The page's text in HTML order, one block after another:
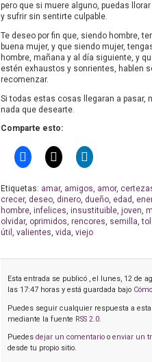
pero que si muere alguno, puedas
y sufrir sin sentirte culpable.
Te deseo por fin que, siendo hombre,
buena mujer, y que siendo mujer,
hombre, mañana y al día siguiente, y
estén exhaustos y sonrientes, hablen
recomenzar.
Si todas estas cosas llegaran a pasar,
nada que desearte.
Comparte esto:
Etiquetas: amar, amigos, amor,
crecer, deseo, dinero, dueño, edad,
hombre, infelices, insustituible, joven,
olvidar, oprimidos, rencores, semilla,
útil , valientes, vida, viejo
Esta entrada se publicó , el lunes, 12 de
las 17:47 horas y está guardada bajo
Puedes seguir cualquier respuesta a
mediante la fuente RSS 2.0
Puedes dejar un comentario o enviar un
desde tu propio sitio.